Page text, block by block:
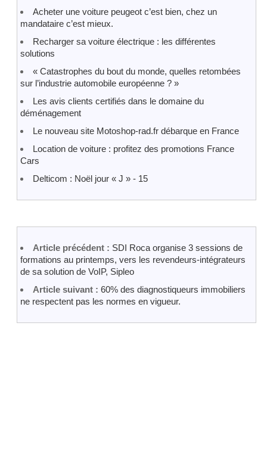
Acheter une voiture peugeot c’est bien, chez un
mandataire c’est mieux.
Recharger sa voiture électrique : les différentes
solutions
« Catastrophes du bout du monde, quelles retombées
sur l’industrie automobile européenne ? »
Les avis clients certifiés dans le domaine du
déménagement
Le nouveau site Motoshop-rad.fr débarque en France
Location de voiture : profitez des promotions France
Cars
Delticom : Noël jour « J » - 15
Article précédent : SDI Roca organise 3 sessions de
formations au printemps, vers les revendeurs-intégrateurs
de sa solution de VoIP, Sipleo
Article suivant : 60% des diagnostiqueurs immobiliers
ne respectent pas les normes en vigueur.